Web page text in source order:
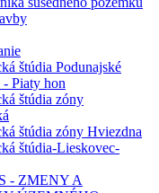
štúdia Podunajské
Piaty hon
štúdia zóny
štúdia zóny Hviezdna
štúdia-Lieskovec-
- ZMENY A